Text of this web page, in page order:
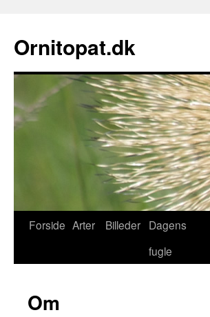
Ornitopat.dk
Forside Arter Billeder Dagens
fugle
Om